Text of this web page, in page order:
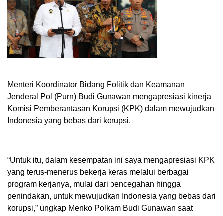
Menteri Koordinator Bidang Politik dan Keamanan
Jenderal Pol (Purn) Budi Gunawan mengapresiasi kinerja
Komisi Pemberantasan Korupsi (KPK) dalam mewujudkan
Indonesia yang bebas dari korupsi.
“Untuk itu, dalam kesempatan ini saya mengapresiasi KPK
yang terus-menerus bekerja keras melalui berbagai
program kerjanya, mulai dari pencegahan hingga
penindakan, untuk mewujudkan Indonesia yang bebas dari
korupsi,” ungkap Menko Polkam Budi Gunawan saat